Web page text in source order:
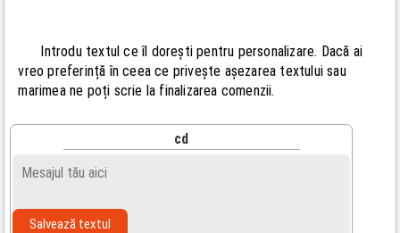
Introdu textul ce îl dorești pentru personalizare. Dacă ai
vreo preferință în ceea ce privește așezarea textului sau
marimea ne poți scrie la finalizarea comenzii.
cd
Salvează textul